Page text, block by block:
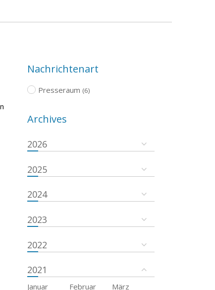
Nachrichtenart
Presseraum (6)
Archives
2026
2025
2024
2023
2022
2021
Januar Februar
März